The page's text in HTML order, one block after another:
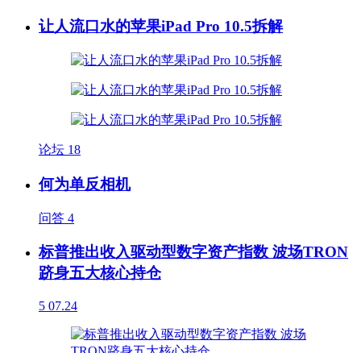
让人流口水的苹果iPad Pro 10.5拆解
论坛 18
何为单反相机
问答 4
标普推出收入驱动型数字资产指数 波场TRON
跻身五大核心持仓
5 07.24